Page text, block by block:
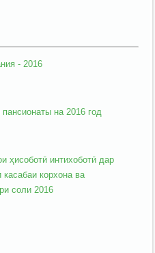
- 2016
на 2016 год
ҳисоботӣ интихоботӣ дар
корхона ва
соли 2016